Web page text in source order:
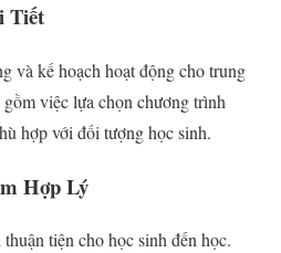
Tiết
và kế hoạch hoạt động cho trung
việc lựa chọn chương trình
hợp với đối tượng học sinh.
Hợp Lý
tiện cho học sinh đến học.